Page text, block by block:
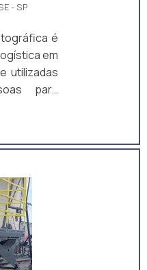
- SP
é
em
utilizadas
para
elevação
ser
onde
possível
de
as
normas